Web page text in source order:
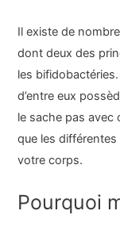
Il existe de
dont deux des
les
d’entre eux
le sache pas avec
que les
votre corps.
Pourquoi